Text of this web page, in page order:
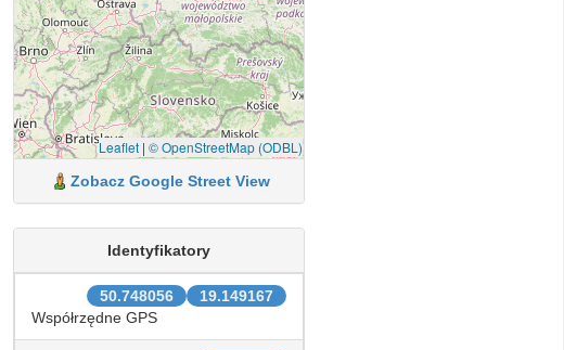
Leaflet| © OpenStreetMap (ODBL)
Zobacz Google Street View
Identyfikatory
19.149167
50.748056
Współrzędne GPS